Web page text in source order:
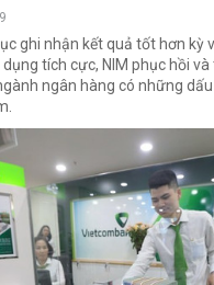
ghi nhận kết quả tốt hơn kỳ
tích cực, NIM phục hồi
ngân hàng có những